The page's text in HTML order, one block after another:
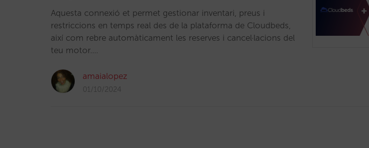
Aquesta connexió et permet gestionar inventari, preus i
restriccions en temps real des de la plataforma de Cloudbeds,
així com rebre automàticament les reserves i cancel·lacions del
teu motor.…
amaialopez
01/10/2024